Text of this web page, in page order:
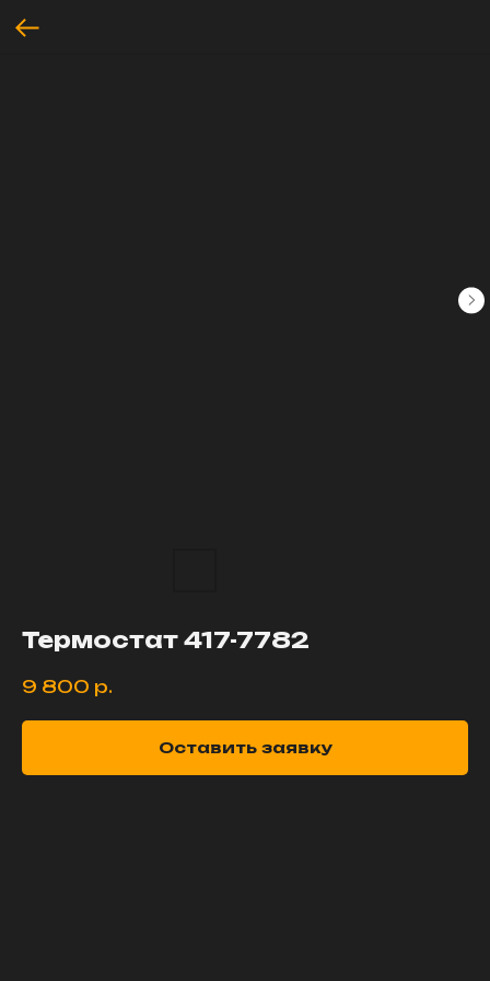
Термостат 417-7782
9 800 р.
Оставить заявку